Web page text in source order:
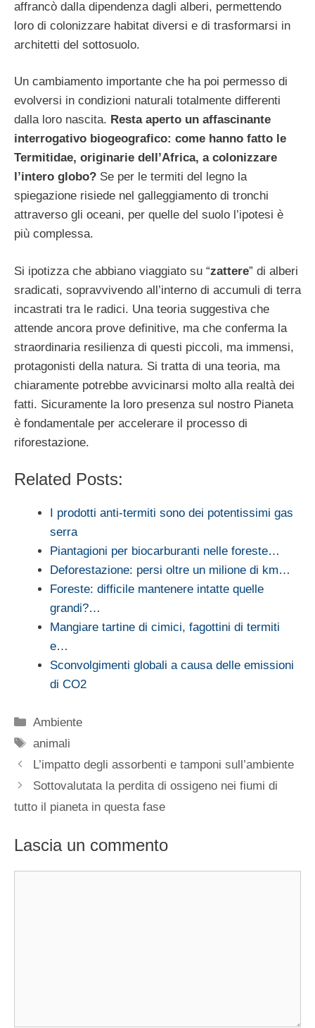
affrancò dalla dipendenza dagli alberi, permettendo
loro di colonizzare habitat diversi e di trasformarsi in
architetti del sottosuolo.
Un cambiamento importante che ha poi permesso di
evolversi in condizioni naturali totalmente differenti
dalla loro nascita. Resta aperto un affascinante
interrogativo biogeografico: come hanno fatto le
Termitidae, originarie dell’Africa, a colonizzare
l’intero globo? Se per le termiti del legno la
spiegazione risiede nel galleggiamento di tronchi
attraverso gli oceani, per quelle del suolo l’ipotesi è
più complessa.
Si ipotizza che abbiano viaggiato su “zattere” di alberi
sradicati, sopravvivendo all’interno di accumuli di terra
incastrati tra le radici. Una teoria suggestiva che
attende ancora prove definitive, ma che conferma la
straordinaria resilienza di questi piccoli, ma immensi,
protagonisti della natura. Si tratta di una teoria, ma
chiaramente potrebbe avvicinarsi molto alla realtà dei
fatti. Sicuramente la loro presenza sul nostro Pianeta
è fondamentale per accelerare il processo di
riforestazione.
Related Posts:
I prodotti anti-termiti sono dei potentissimi gas
serra
Piantagioni per biocarburanti nelle foreste…
Deforestazione: persi oltre un milione di km…
Foreste: difficile mantenere intatte quelle
grandi?…
Mangiare tartine di cimici, fagottini di termiti
e…
Sconvolgimenti globali a causa delle emissioni
di CO2
Categorie
Ambiente
Tag
animali
L’impatto degli assorbenti e tamponi sull’ambiente
Sottovalutata la perdita di ossigeno nei fiumi di
tutto il pianeta in questa fase
Lascia un commento